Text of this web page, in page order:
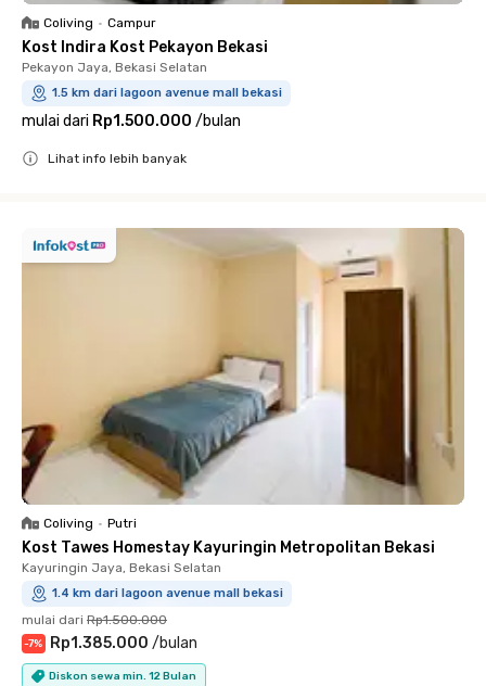
Coliving • Campur
Kost Indira Kost Pekayon Bekasi
Pekayon Jaya, Bekasi Selatan
1.5 km dari lagoon avenue mall bekasi
mulai dari Rp1.500.000 /bulan
Lihat info lebih banyak
Coliving • Putri
Kost Tawes Homestay Kayuringin Metropolitan Bekasi
Kayuringin Jaya, Bekasi Selatan
1.4 km dari lagoon avenue mall bekasi
mulai dari Rp1.500.000
-7% Rp1.385.000 /bulan
Diskon sewa min. 12 Bulan